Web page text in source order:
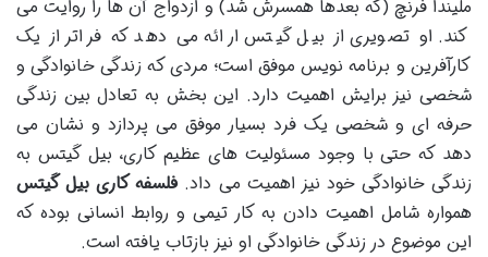
ملیندا فرنچ (که بعدها همسرش شد) و ازدواج آن ها را روایت می
کند. او تصویری از بیل گیتس ارائه می دهد که فراتر از یک
کارآفرین و برنامه نویس موفق است؛ مردی که زندگی خانوادگی و
شخصی نیز برایش اهمیت دارد. این بخش به تعادل بین زندگی
حرفه ای و شخصی یک فرد بسیار موفق می پردازد و نشان می
دهد که حتی با وجود مسئولیت های عظیم کاری، بیل گیتس به
زندگی خانوادگی خود نیز اهمیت می داد.فلسفه کاری بیل گیتس
همواره شامل اهمیت دادن به کار تیمی و روابط انسانی بوده که
این موضوع در زندگی خانوادگی او نیز بازتاب یافته است.